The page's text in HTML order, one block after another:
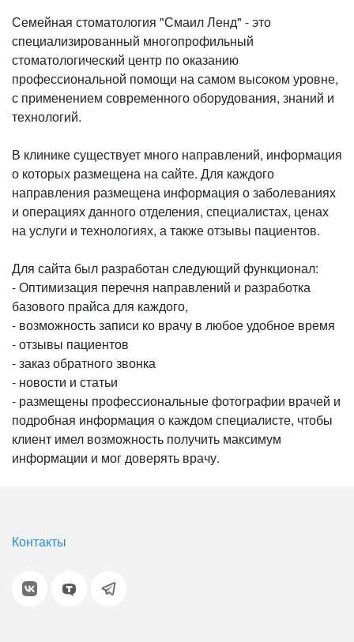
Семейная стоматология "Смаил Ленд" - это
специализированный многопрофильный
стоматологический центр по оказанию
профессиональной помощи на самом высоком уровне,
с применением современного оборудования, знаний и
технологий.
В клинике существует много направлений, информация
о которых размещена на сайте. Для каждого
направления размещена информация о заболеваниях
и операциях данного отделения, специалистах, ценах
на услуги и технологиях, а также отзывы пациентов.
Для сайта был разработан следующий функционал:
- Оптимизация перечня направлений и разработка
базового прайса для каждого,
- возможность записи ко врачу в любое удобное время
- отзывы пациентов
- заказ обратного звонка
- новости и статьи
- размещены профессиональные фотографии врачей и
подробная информация о каждом специалисте, чтобы
клиент имел возможность получить максимум
информации и мог доверять врачу.
Контакты